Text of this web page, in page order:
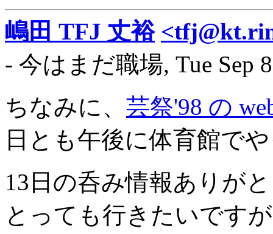
嶋田 TFJ 丈裕
- 今はまだ職場, Tue Sep
ちなみに、 芸祭'98 の
日とも午後に体育館で
13日の呑み情報ありが
とっても行きたいです